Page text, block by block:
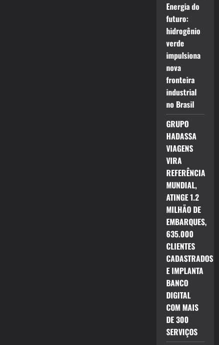
Energia do
futuro:
hidrogênio
verde
impulsiona
nova
fronteira
industrial
no Brasil
GRUPO
HADASSA
VIAGENS
VIRA
REFERÊNCIA
MUNDIAL,
ATINGE 1.2
MILHÃO DE
EMBARQUES,
635.000
CLIENTES
CADASTRADOS
E IMPLANTA
BANCO
DIGITAL
COM MAIS
DE 300
SERVIÇOS